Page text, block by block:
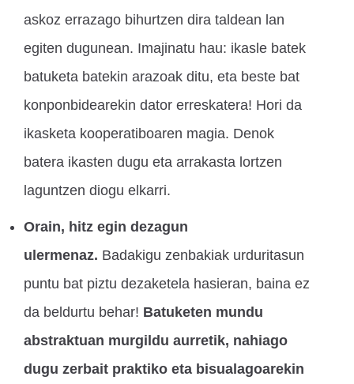
askoz errazago bihurtzen dira taldean lan
egiten dugunean. Imajinatu hau: ikasle batek
batuketa batekin arazoak ditu, eta beste bat
konponbidearekin dator erreskatera! Hori da
ikasketa kooperatiboaren magia. Denok
batera ikasten dugu eta arrakasta lortzen
laguntzen diogu elkarri.
Orain, hitz egin dezagun
ulermenaz. Badakigu zenbakiak urduritasun
puntu bat piztu dezaketela hasieran, baina ez
da beldurtu behar! Batuketen mundu
abstraktuan murgildu aurretik, nahiago
dugu zerbait praktiko eta bisualagoarekin